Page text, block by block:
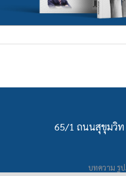
65/1 ถนนสุขุมวิท
บทความ รู